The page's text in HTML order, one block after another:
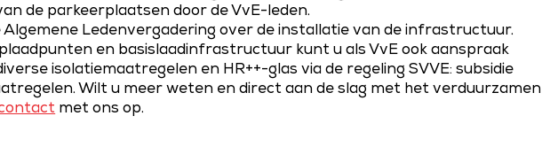
de parkeerplaatsen door de VvE-leden.
Algemene Ledenvergadering over de installatie van de infrastructuur.
en basislaadinfrastructuur kunt u als VvE ook aanspraak
isolatiemaatregelen en HR++-glas via de regeling SVVE: subsidie
Wilt u meer weten en direct aan de slag met het verduurzamen
met ons op.